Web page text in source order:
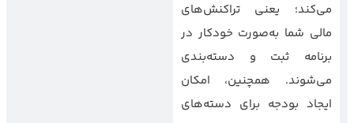
می‌کند؛ یعنی تراکنش‌های
مالی شما به‌صورت خودکار در
برنامه ثبت و دسته‌بندی
می‌شوند. همچنین، امکان
ایجاد بودجه برای دسته‌های